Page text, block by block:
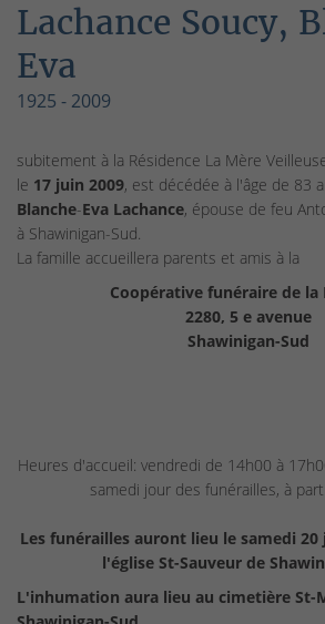
Lachance Soucy,
Eva
1925 - 2009
subitement à la Résidence La Mère
le 17 juin 2009, est décédée à l'âge de 83
Blanche-Eva Lachance, épouse de feu
à Shawinigan-Sud.
La famille accueillera parents et amis à la
Coopérative funéraire de la
2280, 5 e avenue
Shawinigan-Sud
Heures d'accueil: vendredi de 14h00 à
samedi jour des funérailles, à
Les funérailles auront lieu le samedi 20
l'église St-Sauveur de
L'inhumation aura lieu au cimetière St-